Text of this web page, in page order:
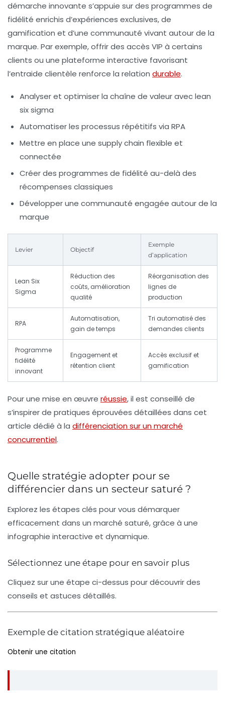
démarche innovante s’appuie sur des programmes de
fidélité enrichis d’expériences exclusives, de
gamification et d’une communauté vivant autour de la
marque. Par exemple, offrir des accès VIP à certains
clients ou une plateforme interactive favorisant
l’entraide clientèle renforce la relation durable.
Analyser et optimiser la chaîne de valeur avec lean
six sigma
Automatiser les processus répétitifs via RPA
Mettre en place une supply chain flexible et
connectée
Créer des programmes de fidélité au-delà des
récompenses classiques
Développer une communauté engagée autour de la
marque
Levier Objectif
Exemple
d’application
Lean Six
Sigma
Réduction des
coûts, amélioration
qualité
Réorganisation des
lignes de
production
RPA
Automatisation,
gain de temps
Tri automatisé des
demandes clients
Programme
fidélité
innovant
Engagement et
rétention client
Accès exclusif et
gamification
Pour une mise en œuvre réussie, il est conseillé de
s’inspirer de pratiques éprouvées détaillées dans cet
article dédié à la différenciation sur un marché
concurrentiel.
Quelle stratégie adopter pour se
différencier dans un secteur saturé ?
Explorez les étapes clés pour vous démarquer
efficacement dans un marché saturé, grâce à une
infographie interactive et dynamique.
Sélectionnez une étape pour en savoir plus
Cliquez sur une étape ci-dessus pour découvrir des
conseils et astuces détaillés.
Exemple de citation stratégique aléatoire
Obtenir une citation